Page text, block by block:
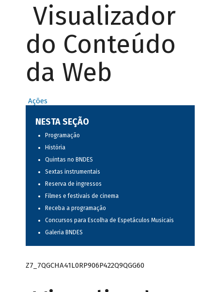
Visualizador
do Conteúdo
da Web
Ações
NESTA SEÇÃO
Programação
História
Quintas no BNDES
Sextas instrumentais
Reserva de ingressos
Filmes e festivais de cinema
Receba a programação
Concursos para Escolha de Espetáculos Musicais
Galeria BNDES
Z7_7QGCHA41L0RP906P422Q9QGG60